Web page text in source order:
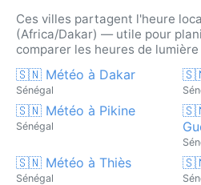
Ces villes partagent l'heure
(Africa/Dakar) — utile pour
comparer les heures de lumière
🇸🇳 Météo à Dakar
Sénégal
🇸🇳 Météo à Pikine
Sénégal
🇸🇳 Météo à Thiès
Sénégal